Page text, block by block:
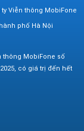
Viễn thông MobiFone
phố Hà Nội
thông MobiFone số
có giá trị đến hết